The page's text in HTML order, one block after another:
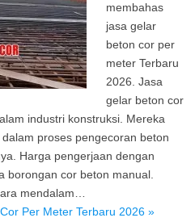
membahas
jasa gelar
beton cor per
meter Terbaru
2026. Jasa
gelar beton cor
industri konstruksi. Mereka
proses pengecoran beton
Harga pengerjaan dengan
borongan cor beton manual.
mendalam…
Per Meter Terbaru 2026 »